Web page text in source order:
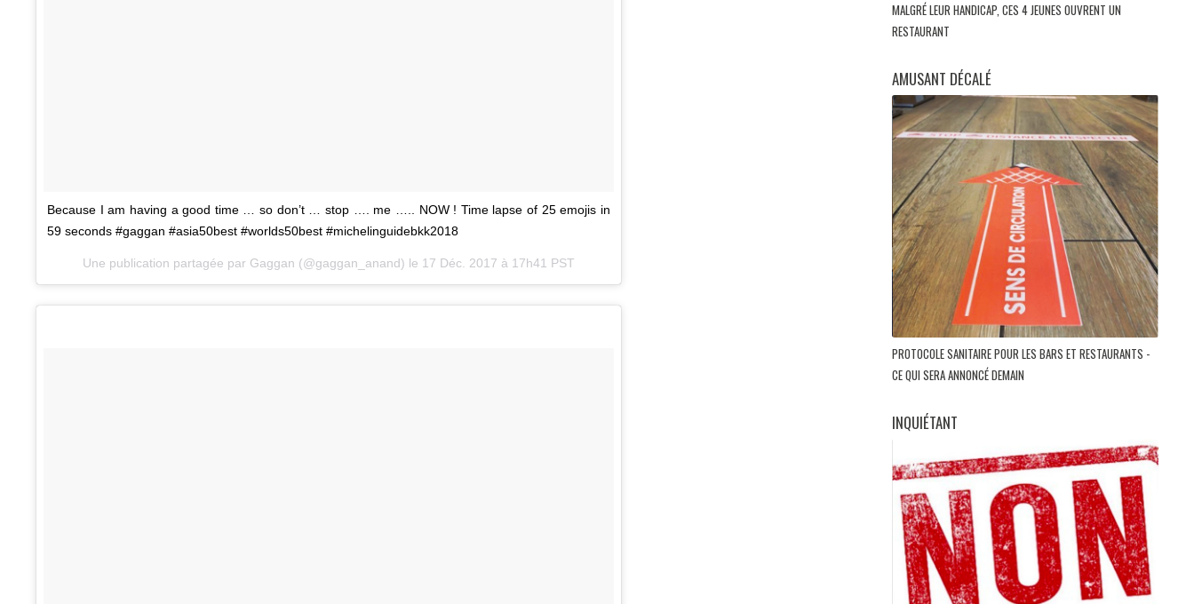
Because I am having a good time … so don’t … stop …. me ….. NOW ! Time lapse of 25 emojis in
59 seconds #gaggan #asia50best #worlds50best #michelinguidebkk2018
Une publication partagée par Gaggan (@gaggan_anand) le 17 Déc. 2017 à 17h41 PST
MALGRÉ LEUR HANDICAP, CES 4 JEUNES OUVRENT UN
RESTAURANT
AMUSANT DÉCALÉ
PROTOCOLE SANITAIRE POUR LES BARS ET RESTAURANTS -
CE QUI SERA ANNONCÉ DEMAIN
INQUIÉTANT